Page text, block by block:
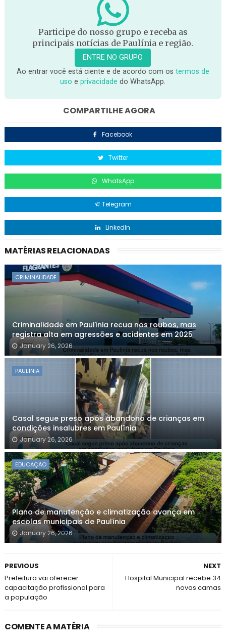
Participe do nosso grupo e receba as
principais notícias de Paulínia e região.
ENTRE NO GRUPO
Ao entrar você está ciente e de acordo com os termos de
uso eprivacidade do WhatsApp.
COMPARTILHE AGORA
Facebook
Twitter
WhatsApp
Telegram
LinkedIn
MATÉRIAS RELACIONADAS
CRIMINALIDADE
Criminalidade em Paulínia recua nos roubos, mas
registra alta em agressões e acidentes em 2025
January 26, 2026
PAULÍNIA
Casal segue preso após abandono de crianças em
condições insalubres em Paulínia
January 26, 2026
EDUCAÇÃO
Plano de manutenção e climatização avança em
escolas municipais de Paulínia
January 26, 2026
NEXT
Hospital Municipal recebe 34
novas camas
PREVIOUS
Prefeitura vai oferecer
capacitação profissional para
a população
COMENTE A MATÉRIA